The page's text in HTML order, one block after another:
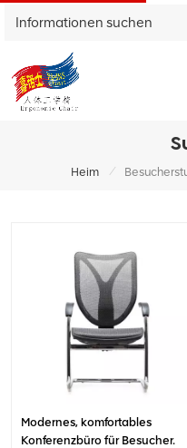
Heim /
Modernes, komfortables
Konferenzbüro für Besucher.